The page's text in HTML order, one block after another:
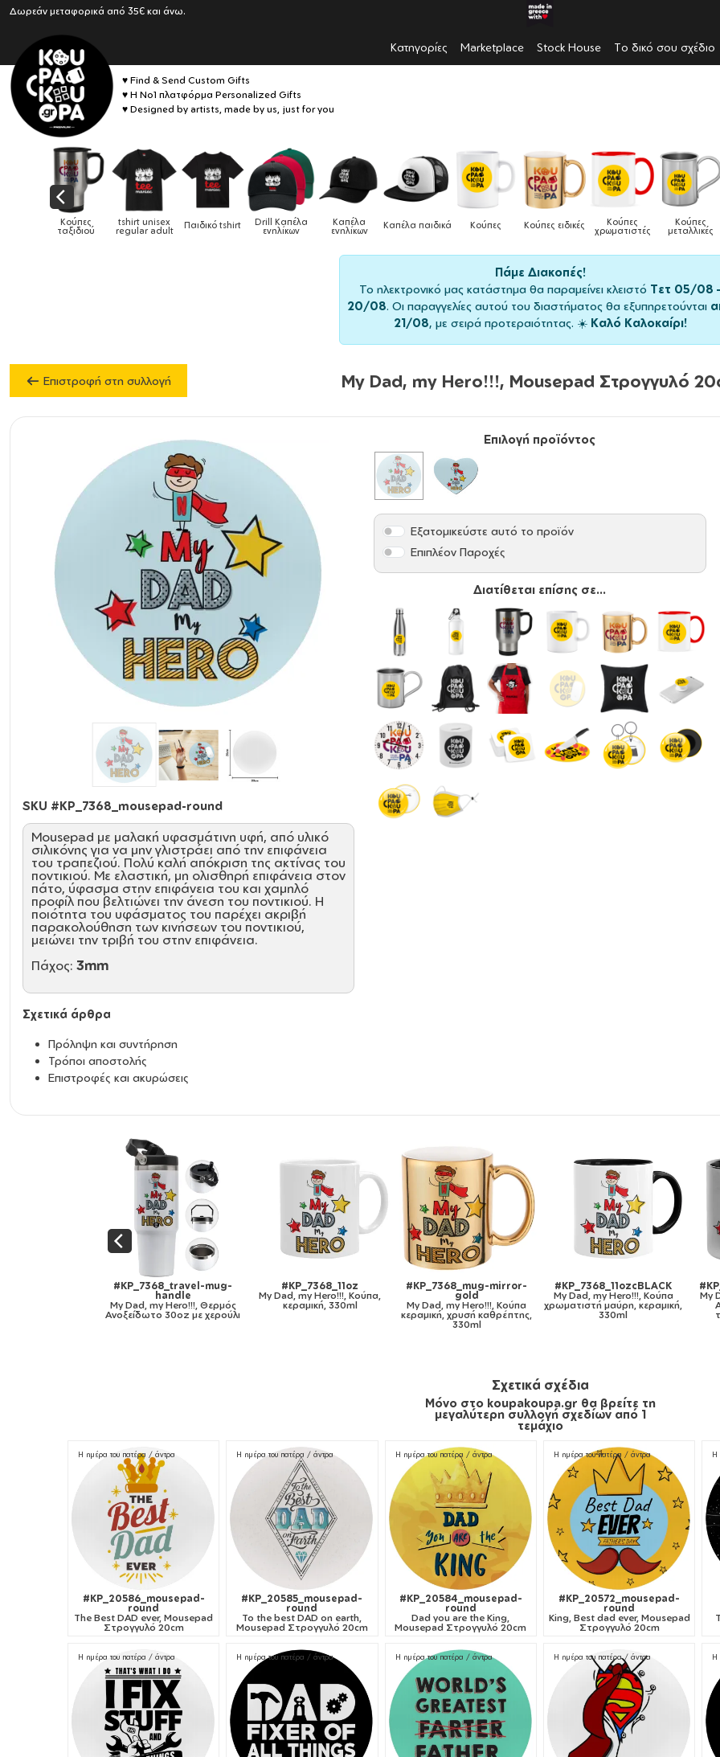
Δωρεάν μεταφορικά από 35€ και άνω.
Κατηγορίες Marketplace Stock House Το δικό σου σχέδιο
♥ Find & Send Custom Gifts
♥ Η No1 πλατφόρμα Personalized Gifts
♥ Designed by artists, made by us, just for you
tshirt unisex
regular adult Παιδικό tshirt Drill Καπέλα
ενηλίκων
Καπέλα
ενηλίκων Καπέλα παιδικά Κούπες Κούπες ειδικές Κούπες
χρωματιστές
Κούπες
μεταλλικές
Δοχεία
φαγητού
Πάμε Διακοπές!
Το ηλεκτρονικό μας κατάστημα θα παραμείνει κλειστό Τετ 05/08
20/08. Οι παραγγελίες αυτού του διαστήματος θα εξυπηρετούνται
21/08, με σειρά προτεραιότητας. ☀️ Καλό Καλοκαίρι!
Επιστροφή στη συλλογή My Dad, my Hero!!!, Mousepad Στρογγυλό
SKU #KP_7368_mousepad-round
Mousepad με μαλακή υφασμάτινη υφή, από υλικό
σιλικόνης για να μην γλιστράει από την επιφάνεια
του τραπεζιού. Πολύ καλή απόκριση της ακτίνας του
ποντικιού. Με ελαστική, μη ολισθηρή επιφάνεια στον
πάτο, ύφασμα στην επιφάνεια του και χαμηλό
προφίλ που βελτιώνει την άνεση του ποντικιού. Η
ποιότητα του υφάσματος του παρέχει ακριβή
παρακολούθηση των κινήσεων του ποντικιού,
μειώνει την τριβή του στην επιφάνεια.
Πάχος: 3mm
Σχετικά άρθρα
Πρόληψη και συντήρηση
Τρόποι αποστολής
Επιστροφές και ακυρώσεις
Επιλογή προϊόντος
Εξατομικεύστε αυτό το προϊόν
Επιπλέον Παροχές
Διατίθεται επίσης σε...
#KP_7368_mug-mirror-
gold
My Dad, my Hero!!!, Κούπα
κεραμική, χρυσή καθρέπτης,
330ml
#KP_7368_11ozcBLACK
My Dad, my Hero!!!, Κούπα
χρωματιστή μαύρη, κεραμική,
330ml
#KP_7368_metaldouble
My Dad, my Hero!!!, Κούπα
Ανοξείδωτη διπλού
τοιχώματος 300ml
#KP_7368_gymbag-bb-
white
My Dad, my Hero!!!, Τσάντα
πλάτης πουγκί GYMBAG
Σχετικά σχέδια
Μόνο στο koupakoupa.gr θα βρείτε τη
μεγαλύτερη συλλογή σχεδίων από 1
τεμάχιο
Η ημέρα του πατέρα / άντρα
#KP_20586_mousepad-
round
The Best DAD ever, Mousepad
Στρογγυλό 20cm
Η ημέρα του πατέρα / άντρα
#KP_20585_mousepad-
round
To the best DAD on earth,
Mousepad Στρογγυλό 20cm
Η ημέρα του πατέρα / άντρα
#KP_20584_mousepad-
round
Dad you are the King,
Mousepad Στρογγυλό 20cm
Η ημέρα του πατέρα / άντρα
#KP_20572_mousepad-
round
King, Best dad ever, Mousepad
Στρογγυλό 20cm
Η
Η ημέρα του πατέρα / άντρα Η ημέρα του πατέρα / άντρα Η ημέρα του πατέρα / άντρα Η ημέρα του πατέρα / άντρα Η